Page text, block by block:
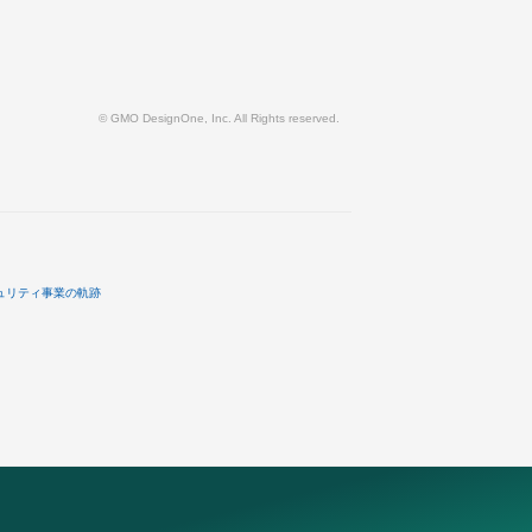
© GMO DesignOne, Inc. All Rights reserved.
リティ事業の軌跡